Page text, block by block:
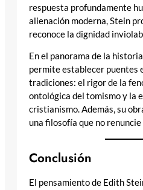
respuesta profundamente
alienación moderna, Stein
reconoce la dignidad
En el panorama de la
permite establecer puentes
tradiciones: el rigor de la
ontológica del tomismo y la
cristianismo. Además, su
una filosofía que no
Conclusión
El pensamiento de Edith